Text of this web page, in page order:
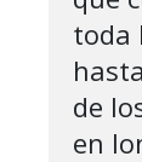
toda
de
en